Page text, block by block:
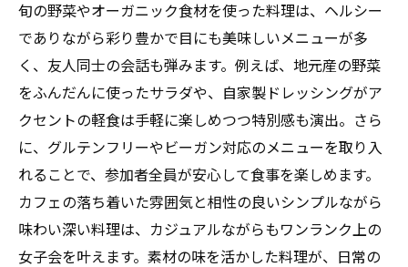
旬の野菜やオーガニック食材を使った料理は、ヘルシー
でありながら彩り豊かで目にも美味しいメニューが多
く、友人同士の会話も弾みます。例えば、地元産の野菜
をふんだんに使ったサラダや、自家製ドレッシングがア
クセントの軽食は手軽に楽しめつつ特別感も演出。さら
に、グルテンフリーやビーガン対応のメニューを取り入
れることで、参加者全員が安心して食事を楽しめます。
カフェの落ち着いた雰囲気と相性の良いシンプルながら
味わい深い料理は、カジュアルながらもワンランク上の
女子会を叶えます。素材の味を活かした料理が、日常の